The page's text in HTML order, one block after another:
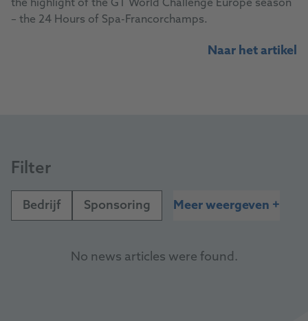
the highlight of the GT World Challenge Europe season
– the 24 Hours of Spa-Francorchamps.
Naar het artikel
Filter
Bedrijf Sponsoring Meer weergeven +
No news articles were found.